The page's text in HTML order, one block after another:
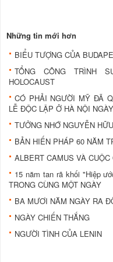
Những tin mới hơn
BIỂU TƯỢNG CỦA
TỔNG CÔNG TRÌNH
HOLOCAUST
CÓ PHẢI NGƯỜI MỸ ĐÃ
LỄ ĐỘC LẬP Ở HÀ NỘI
TƯỞNG NHỚ NGUYỄN
BẢN HIẾN PHÁP 60 NĂM
ALBERT CAMUS VÀ
15 năm tan rã khối "Hiệp
TRONG CÙNG MỘT NGÀY
BA MƯƠI NĂM NGÀY RA
NGÀY CHIẾN THẮNG
NGƯỜI TÌNH CỦA LENIN